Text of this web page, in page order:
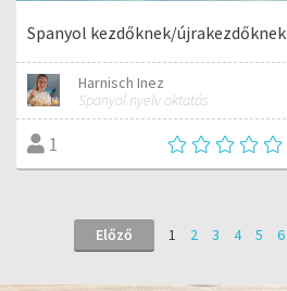
Spanyol kezdőknek/újrakezdőknek
Harnisch Inez
Spanyol nyelv oktatás
1
Előző 1 2 3 4 5 6